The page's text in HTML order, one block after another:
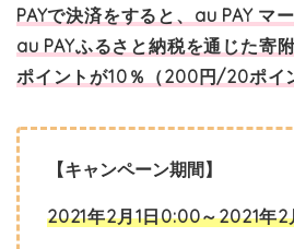
PAYで決済をすると、au PAY マ
au PAYふるさと納税を通じた寄
ポイントが10％（200円/20ポイ
【キャンペーン期間】
2021年2月1日0:00～2021年